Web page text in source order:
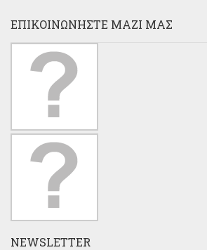
ΕΠΙΚΟΙΝΩΝΉΣΤΕ ΜΑΖΊ ΜΑΣ
NEWSLETTER